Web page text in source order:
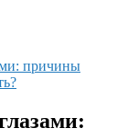
причины